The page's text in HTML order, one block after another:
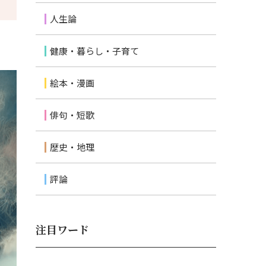
人生論
健康・暮らし・子育て
絵本・漫画
俳句・短歌
歴史・地理
評論
注目ワード